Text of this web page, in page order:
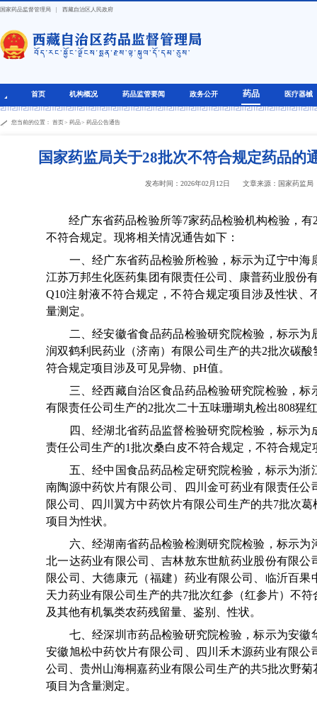
国家药品监督管理局 | 西藏自治区人民政府
首页 机构概况 药品监管要闻 政务公开 药品 医疗器械
您当前的位置： 首页> 药品> 药品公告通告
国家药监局关于28批次不符合规定药品的
发布时间：2026年02月12日 文章来源：国家药监局
经广东省药品检验所等7家药品检验机构检验，有
不符合规定。现将相关情况通告如下：
一、经广东省药品检验所检验，标示为辽宁中海
江苏万邦生化医药集团有限责任公司、康普药业股份
Q10注射液不符合规定，不符合规定项目涉及性状、
量测定。
二、经安徽省食品药品检验研究院检验，标示为
润双鹤利民药业（济南）有限公司生产的共2批次碳
符合规定项目涉及可见异物、pH值。
三、经西藏自治区食品药品检验研究院检验，标
有限责任公司生产的2批次二十五味珊瑚丸检出808猩
四、经湖北省药品监督检验研究院检验，标示为
责任公司生产的1批次桑白皮不符合规定，不符合规定
五、经中国食品药品检定研究院检验，标示为浙
南陶源中药饮片有限公司、四川金可药业有限责任公
限公司、四川翼方中药饮片有限公司生产的共7批次
项目为性状。
六、经湖南省药品检验检测研究院检验，标示为
北一达药业有限公司、吉林敖东世航药业股份有限公
限公司、大德康元（福建）药业有限公司、临沂百果
天力药业有限公司生产的共7批次红参（红参片）不
及其他有机氯类农药残留量、鉴别、性状。
七、经深圳市药品检验研究院检验，标示为安徽
安徽旭松中药饮片有限公司、四川禾木源药业有限公
公司、贵州山海桐嘉药业有限公司生产的共5批次野
项目为含量测定。